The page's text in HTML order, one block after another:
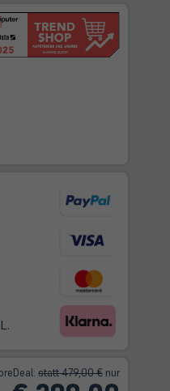
Tab)
Deal: statt 479,00 € nur